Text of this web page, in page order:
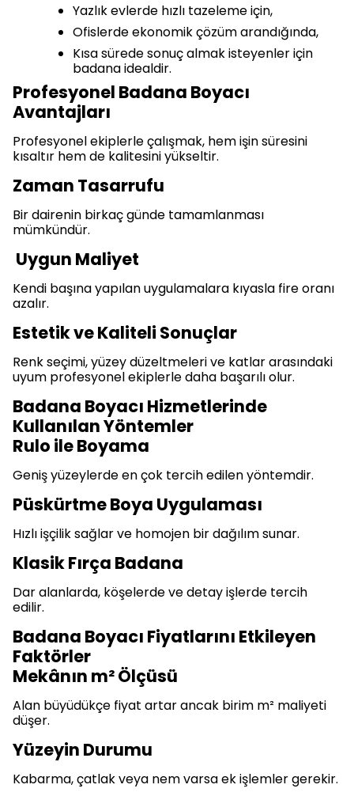
Yazlık evlerde hızlı tazeleme için,
Ofislerde ekonomik çözüm arandığında,
Kısa sürede sonuç almak isteyenler için
badana idealdir.
Profesyonel Badana Boyacı
Avantajları
Profesyonel ekiplerle çalışmak, hem işin süresini
kısaltır hem de kalitesini yükseltir.
Zaman Tasarrufu
Bir dairenin birkaç günde tamamlanması
mümkündür.
Uygun Maliyet
Kendi başına yapılan uygulamalara kıyasla fire oranı
azalır.
Estetik ve Kaliteli Sonuçlar
Renk seçimi, yüzey düzeltmeleri ve katlar arasındaki
uyum profesyonel ekiplerle daha başarılı olur.
Badana Boyacı Hizmetlerinde
Kullanılan Yöntemler
Rulo ile Boyama
Geniş yüzeylerde en çok tercih edilen yöntemdir.
Püskürtme Boya Uygulaması
Hızlı işçilik sağlar ve homojen bir dağılım sunar.
Klasik Fırça Badana
Dar alanlarda, köşelerde ve detay işlerde tercih
edilir.
Badana Boyacı Fiyatlarını Etkileyen
Faktörler
Mekânın m² Ölçüsü
Alan büyüdükçe fiyat artar ancak birim m² maliyeti
düşer.
Yüzeyin Durumu
Kabarma, çatlak veya nem varsa ek işlemler gerekir.